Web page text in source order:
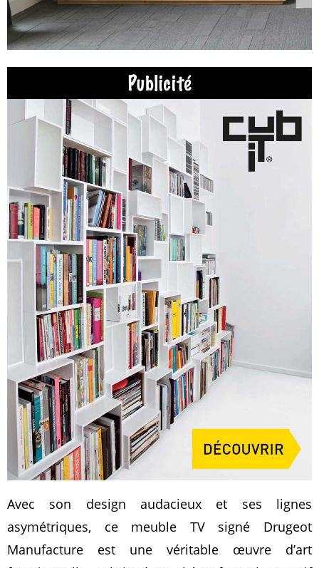
Avec son design audacieux et ses lignes
asymétriques, ce meuble TV signé Drugeot
Manufacture est une véritable œuvre d’art